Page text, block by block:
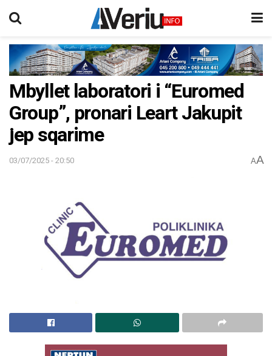
Mbyllet laboratori i “Euromed
Group”, pronari Leart Jakupit
jep sqarime
03/07/2025 - 20:50 AA